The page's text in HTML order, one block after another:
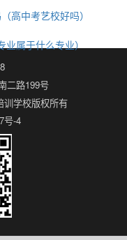
高中考艺校好吗）
属于什么专业）
二路199号
训学校版权所有
号-4